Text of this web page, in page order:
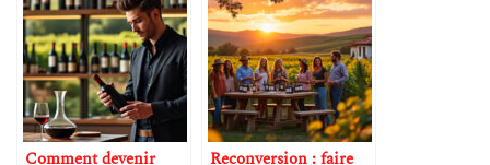
Comment devenir
Reconversion : faire